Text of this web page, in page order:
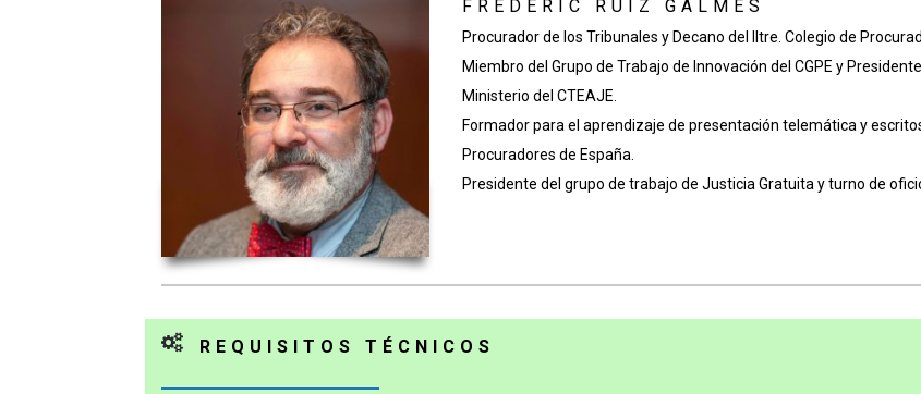
FREDERIC RUIZ GALMÉS
Procurador de los Tribunales y Decano del Iltre. Colegio de
Miembro del Grupo de Trabajo de Innovación del CGPE y
Ministerio del CTEAJE.
Formador para el aprendizaje de presentación telemática y
Procuradores de España.
Presidente del grupo de trabajo de Justicia Gratuita y turno de
REQUISITOS TÉCNICOS